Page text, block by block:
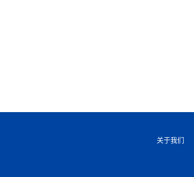
关于我们